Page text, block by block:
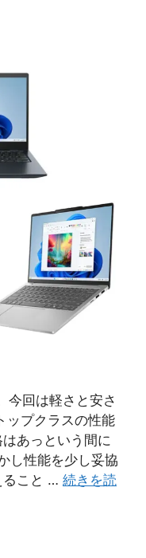
今回は軽さと安さ
ップクラスの性能
あっという間に
し性能を少し妥協
ること … 続きを読